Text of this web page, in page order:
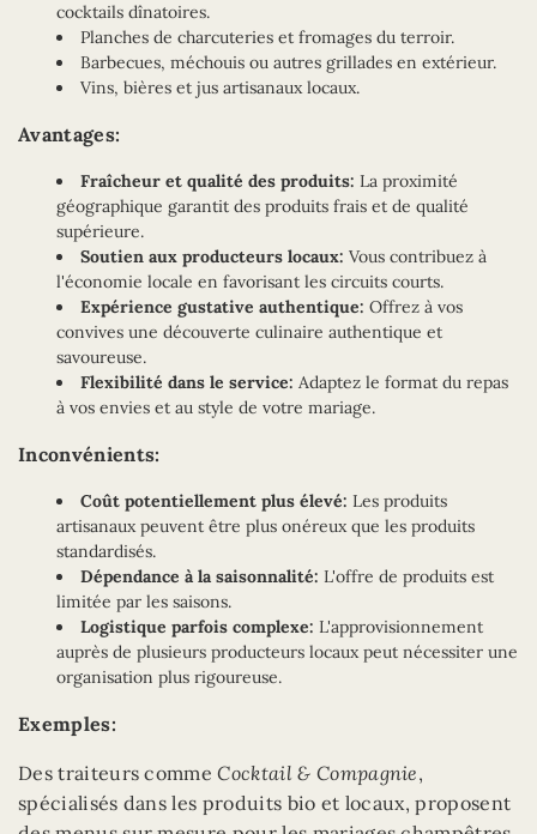
cocktails dînatoires.
Planches de charcuteries et fromages du terroir.
Barbecues, méchouis ou autres grillades en extérieur.
Vins, bières et jus artisanaux locaux.
Avantages:
Fraîcheur et qualité des produits: La proximité
géographique garantit des produits frais et de qualité
supérieure.
Soutien aux producteurs locaux: Vous contribuez à
l'économie locale en favorisant les circuits courts.
Expérience gustative authentique: Offrez à vos
convives une découverte culinaire authentique et
savoureuse.
Flexibilité dans le service: Adaptez le format du repas
à vos envies et au style de votre mariage.
Inconvénients:
Coût potentiellement plus élevé: Les produits
artisanaux peuvent être plus onéreux que les produits
standardisés.
Dépendance à la saisonnalité: L'offre de produits est
limitée par les saisons.
Logistique parfois complexe: L'approvisionnement
auprès de plusieurs producteurs locaux peut nécessiter une
organisation plus rigoureuse.
Exemples:
Des traiteurs commeCocktail & Compagnie,
spécialisés dans les produits bio et locaux, proposent